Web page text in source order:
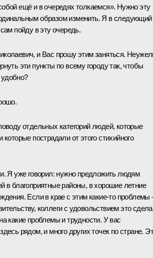
ещё и в очередях толкаемся». Нужно эту
образом изменить. Я в следующий
пойду в эту очередь.
и Вас прошу этим заняться.
эти пункты по всему городу так, чтобы
отдельных категорий людей, которые
которые пострадали от этого стихийного
Я уже говорил: нужно предложить людям
в благоприятные районы, в хорошие летние
Если в крае с этим какие‑то проблемы
коллеги с удовольствием это
какие проблемы и трудности. У вас
рядом, и много других точек по стране.